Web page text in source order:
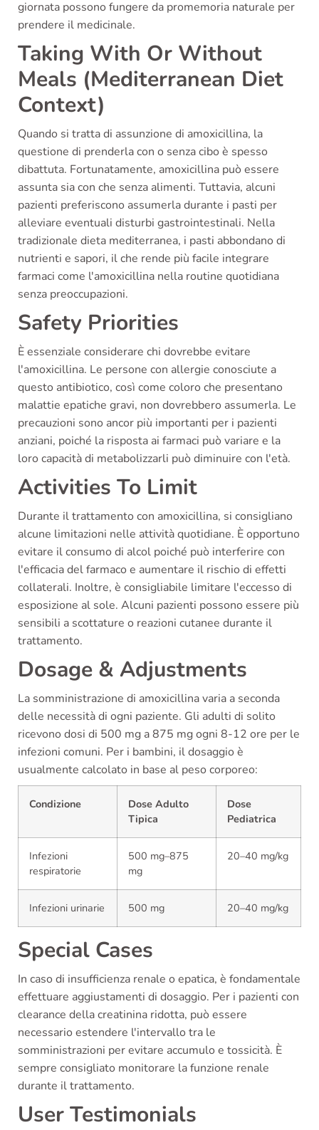
giornata possono fungere da promemoria naturale per
prendere il medicinale.
Taking With Or Without
Meals (Mediterranean Diet
Context)
Quando si tratta di assunzione di amoxicillina, la
questione di prenderla con o senza cibo è spesso
dibattuta. Fortunatamente, amoxicillina può essere
assunta sia con che senza alimenti. Tuttavia, alcuni
pazienti preferiscono assumerla durante i pasti per
alleviare eventuali disturbi gastrointestinali. Nella
tradizionale dieta mediterranea, i pasti abbondano di
nutrienti e sapori, il che rende più facile integrare
farmaci come l'amoxicillina nella routine quotidiana
senza preoccupazioni.
Safety Priorities
È essenziale considerare chi dovrebbe evitare
l'amoxicillina. Le persone con allergie conosciute a
questo antibiotico, così come coloro che presentano
malattie epatiche gravi, non dovrebbero assumerla. Le
precauzioni sono ancor più importanti per i pazienti
anziani, poiché la risposta ai farmaci può variare e la
loro capacità di metabolizzarli può diminuire con l'età.
Activities To Limit
Durante il trattamento con amoxicillina, si consigliano
alcune limitazioni nelle attività quotidiane. È opportuno
evitare il consumo di alcol poiché può interferire con
l'efficacia del farmaco e aumentare il rischio di effetti
collaterali. Inoltre, è consigliabile limitare l'eccesso di
esposizione al sole. Alcuni pazienti possono essere più
sensibili a scottature o reazioni cutanee durante il
trattamento.
Dosage & Adjustments
La somministrazione di amoxicillina varia a seconda
delle necessità di ogni paziente. Gli adulti di solito
ricevono dosi di 500 mg a 875 mg ogni 8-12 ore per le
infezioni comuni. Per i bambini, il dosaggio è
usualmente calcolato in base al peso corporeo:
Condizione
Dose Adulto
Tipica
Dose
Pediatrica
Infezioni
respiratorie
500 mg–875
mg
20–40 mg/kg
Infezioni urinarie 500 mg 20–40 mg/kg
Special Cases
In caso di insufficienza renale o epatica, è fondamentale
effettuare aggiustamenti di dosaggio. Per i pazienti con
clearance della creatinina ridotta, può essere
necessario estendere l'intervallo tra le
somministrazioni per evitare accumulo e tossicità. È
sempre consigliato monitorare la funzione renale
durante il trattamento.
User Testimonials